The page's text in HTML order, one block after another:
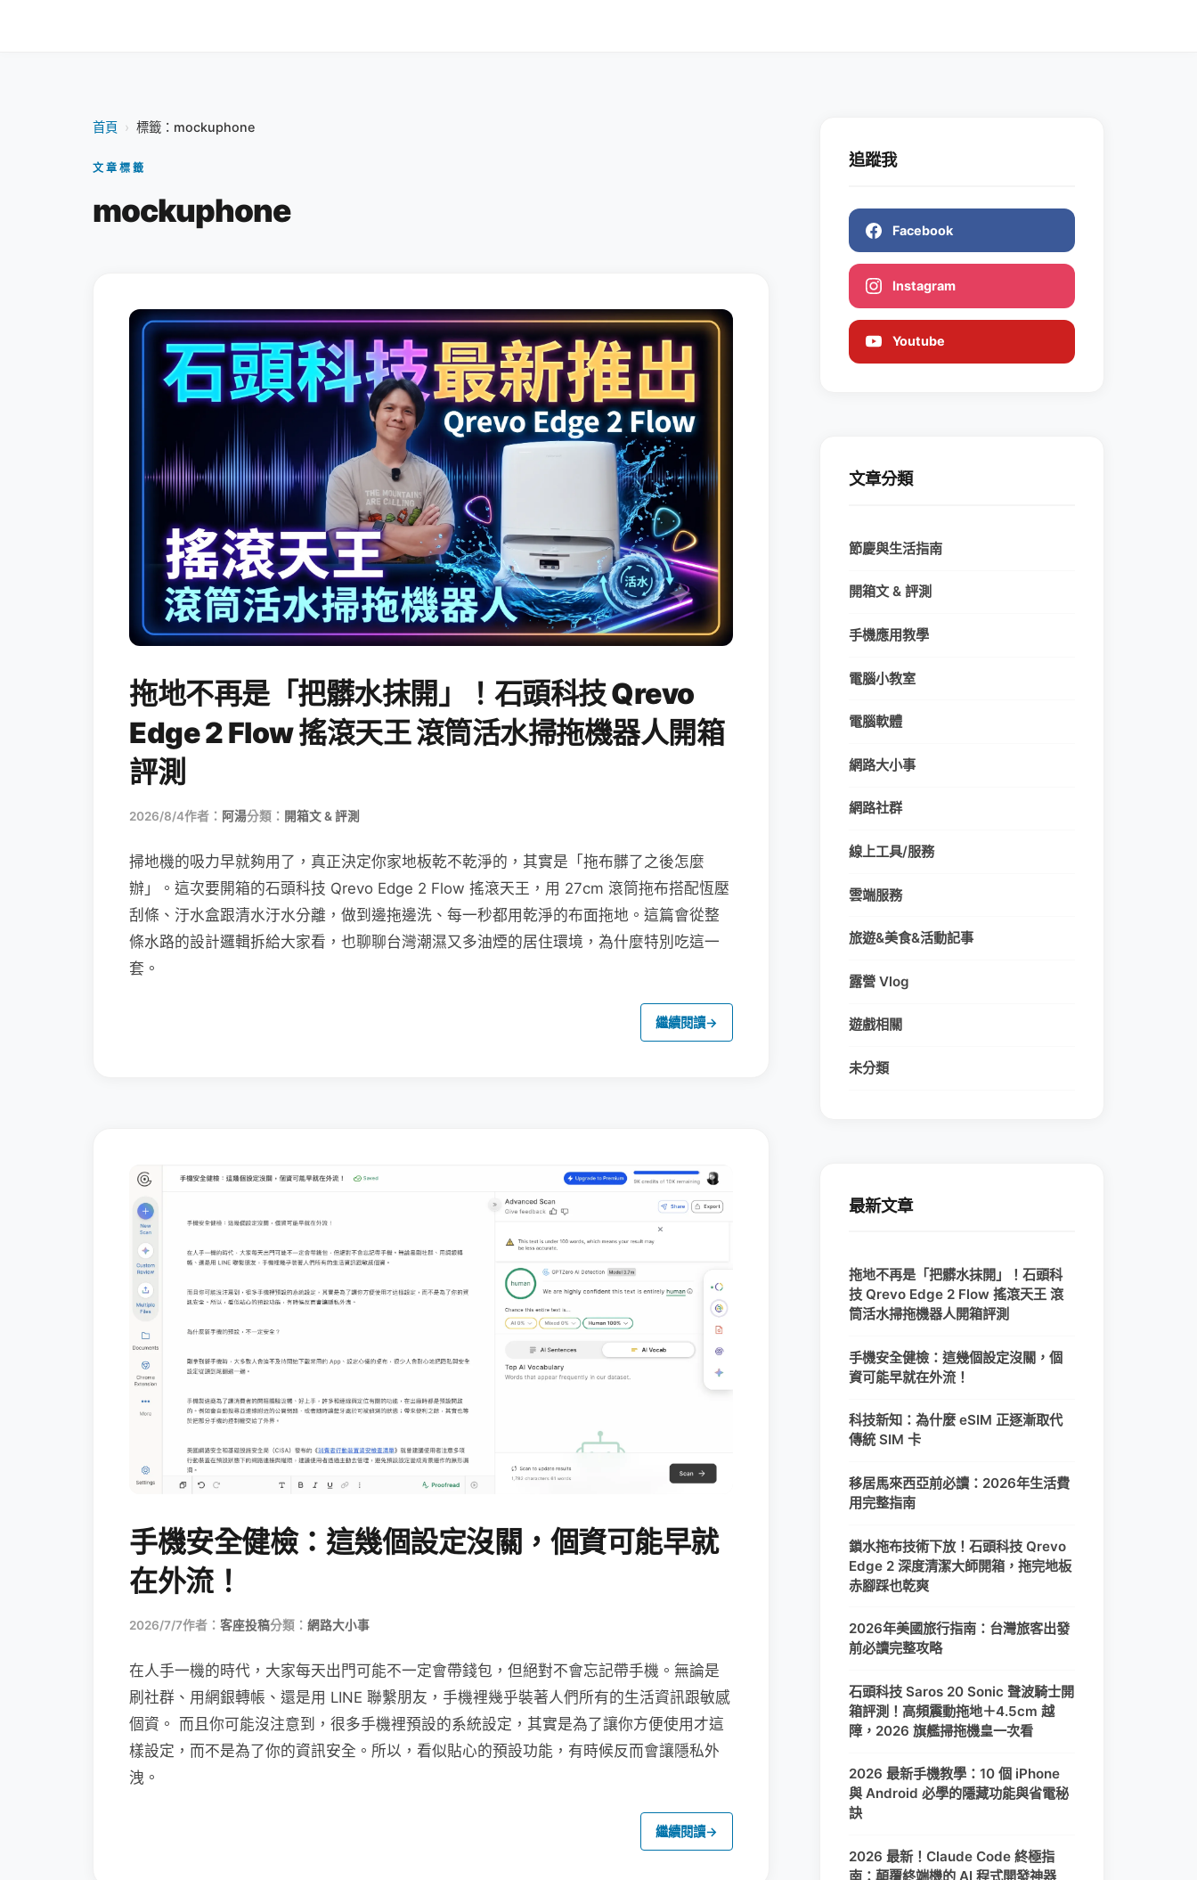
首頁 › 標籤：mockuphone
文章標籤
mockuphone
拖地不再是「把髒水抹開」！石頭科技 Qrevo
Edge 2 Flow 搖滾天王 滾筒活水掃拖機器人開箱
評測
2026/8/4作者： 阿湯分類： 開箱文 & 評測
掃地機的吸力早就夠用了，真正決定你家地板乾不乾淨的，其實是「拖布髒了之後怎麼
辦」。這次要開箱的石頭科技 Qrevo Edge 2 Flow 搖滾天王，用 27cm 滾筒拖布搭配恆壓
刮條、汙水盒跟清水汙水分離，做到邊拖邊洗、每一秒都用乾淨的布面拖地。這篇會從整
條水路的設計邏輯拆給大家看，也聊聊台灣潮濕又多油煙的居住環境，為什麼特別吃這一
套。
繼續閱讀→
手機安全健檢：這幾個設定沒關，個資可能早就
在外流！
2026/7/7作者： 客座投稿分類： 網路大小事
在人手一機的時代，大家每天出門可能不一定會帶錢包，但絕對不會忘記帶手機。無論是
刷社群、用網銀轉帳、還是用 LINE 聯繫朋友，手機裡幾乎裝著人們所有的生活資訊跟敏感
個資。 而且你可能沒注意到，很多手機裡預設的系統設定，其實是為了讓你方便使用才這
樣設定，而不是為了你的資訊安全。所以，看似貼心的預設功能，有時候反而會讓隱私外
洩。
繼續閱讀→
追蹤我
Facebook
Instagram
Youtube
文章分類
節慶與生活指南
開箱文 & 評測
手機應用教學
電腦小教室
電腦軟體
網路大小事
網路社群
線上工具/服務
雲端服務
旅遊&美食&活動記事
露營 Vlog
遊戲相關
未分類
最新文章
拖地不再是「把髒水抹開」！石頭科
技 Qrevo Edge 2 Flow 搖滾天王 滾
筒活水掃拖機器人開箱評測
手機安全健檢：這幾個設定沒關，個
資可能早就在外流！
科技新知：為什麼 eSIM 正逐漸取代
傳統 SIM 卡
移居馬來西亞前必讀：2026年生活費
用完整指南
鎖水拖布技術下放！石頭科技 Qrevo
Edge 2 深度清潔大師開箱，拖完地板
赤腳踩也乾爽
2026年美國旅行指南：台灣旅客出發
前必讀完整攻略
石頭科技 Saros 20 Sonic 聲波騎士開
箱評測！高頻震動拖地＋4.5cm 越
障，2026 旗艦掃拖機皇一次看
2026 最新手機教學：10 個 iPhone
與 Android 必學的隱藏功能與省電秘
訣
2026 最新！Claude Code 終極指
南：顛覆終端機的 AI 程式開發神器